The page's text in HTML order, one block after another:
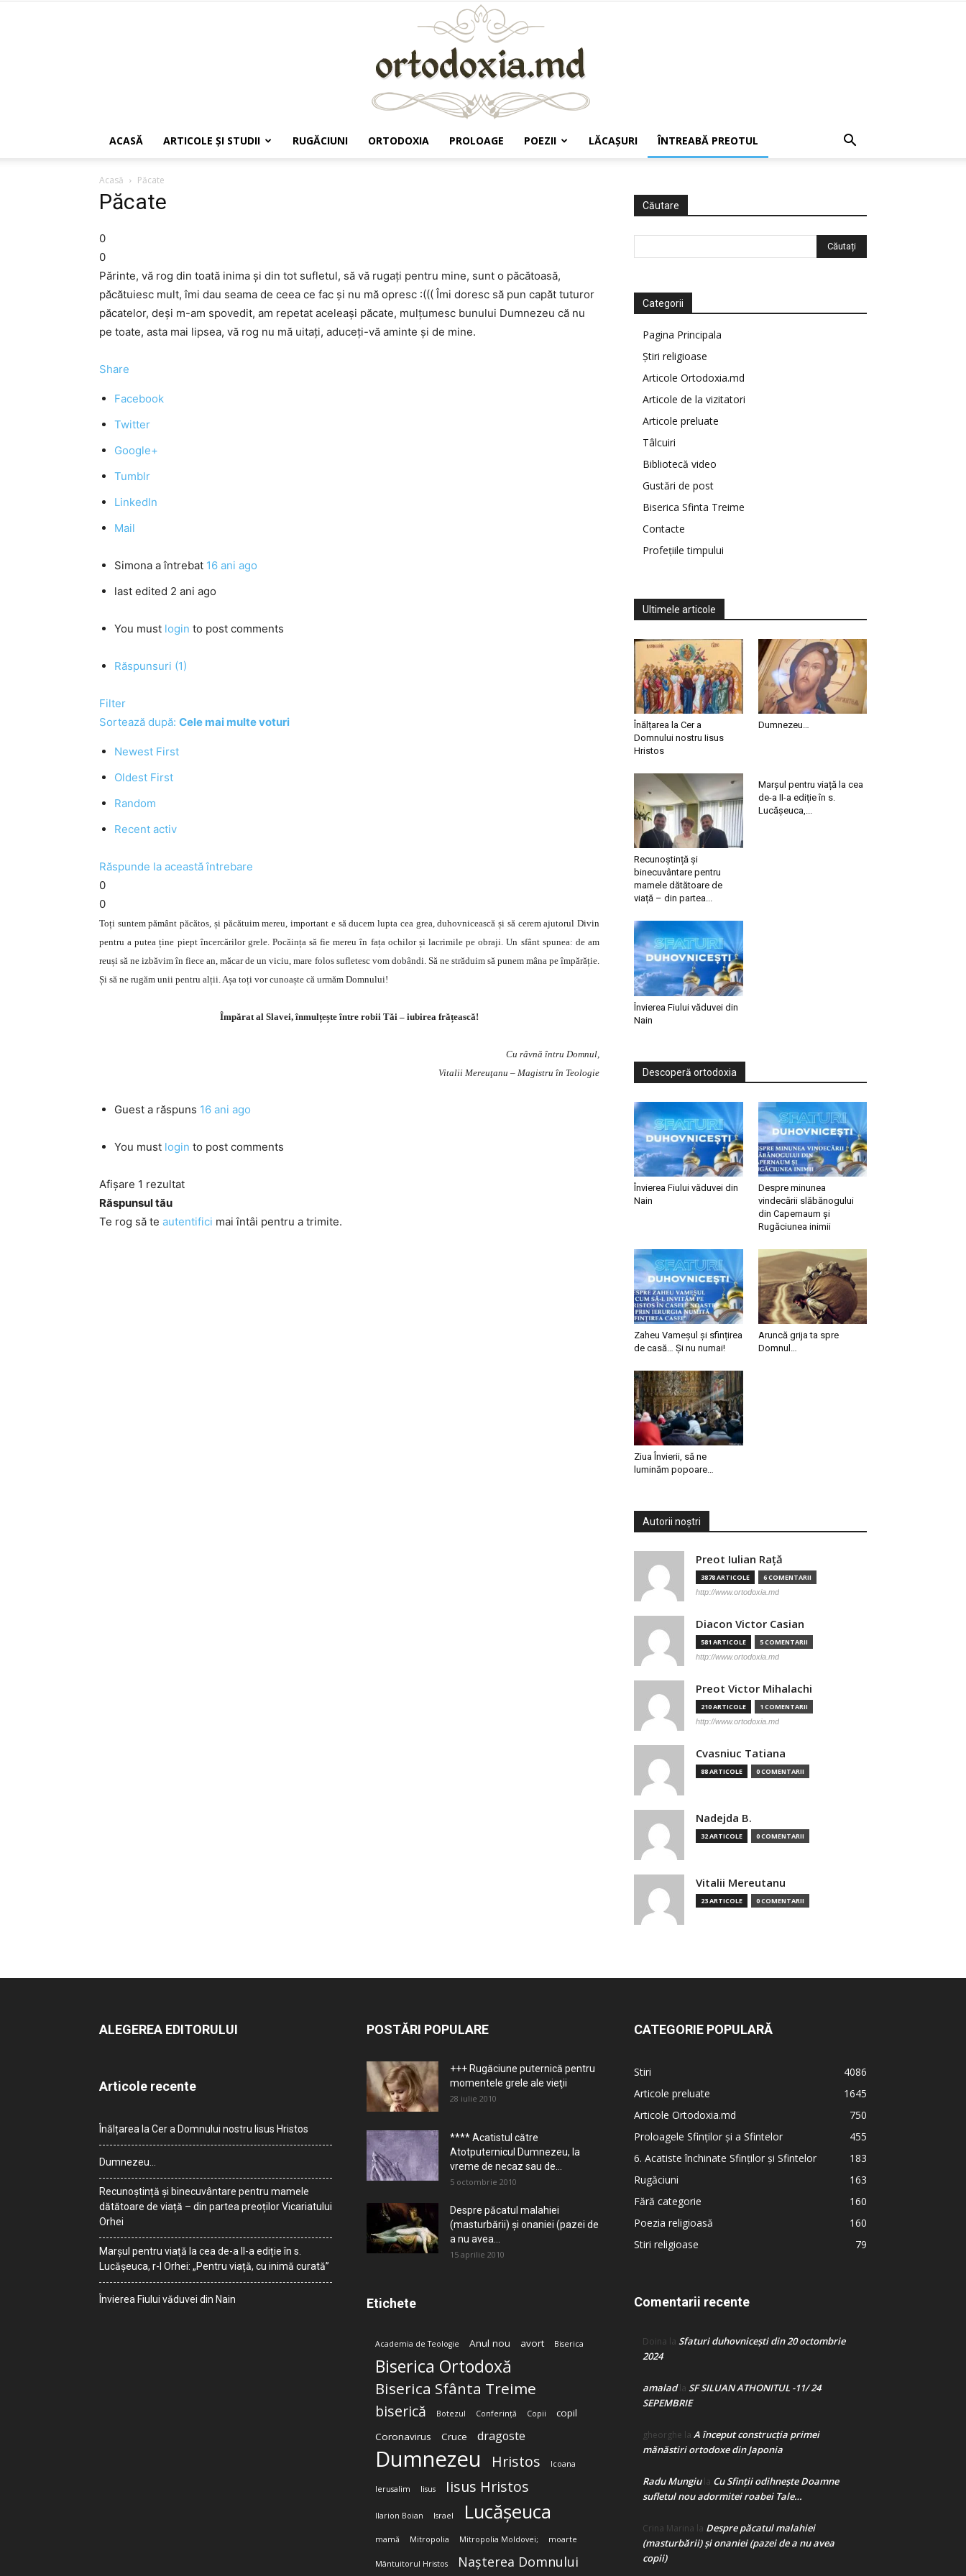
ACASĂ ARTICOLE ŞI STUDII RUGĂCIUNI ORTODOXIA PROLOAGE POEZII LĂCAŞURI ÎNTREABĂ PREOTUL
Acasă Păcate
Păcate
0
0
Părinte, vă rog din toată inima și din tot sufletul, să vă rugați pentru mine, sunt o păcătoasă,
păcătuiesc mult, îmi dau seama de ceea ce fac și nu mă opresc :((( Îmi doresc să pun capăt tuturor
păcatelor, deși m-am spovedit, am repetat aceleași păcate, mulțumesc bunului Dumnezeu că nu
pe toate, asta mai lipsea, vă rog nu mă uitați, aduceți-vă aminte și de mine.
Share
Facebook
Twitter
Google+
Tumblr
LinkedIn
Mail
Simona a întrebat 16 ani ago
last edited 2 ani ago
You must login to post comments
Răspunsuri (1)
Filter
Sortează după: Cele mai multe voturi
Newest First
Oldest First
Random
Recent activ
Răspunde la această întrebare
0
0
Toți suntem pământ păcătos, și păcătuim mereu, important e să ducem lupta cea grea, duhovnicească și să cerem ajutorul Divin
pentru a putea ține piept încercărilor grele. Pocăința să fie mereu în fața ochilor și lacrimile pe obraji. Un sfânt spunea: de am
reuși să ne izbăvim în fiece an, măcar de un viciu, mare folos sufletesc vom dobândi. Să ne străduim să punem mâna pe împărăție.
Și să ne rugăm unii pentru alții. Așa toți vor cunoaște că urmăm Domnului!
Împărat al Slavei, înmulțește între robii Tăi – iubirea frățească!
Cu râvnă întru Domnul,
Vitalii Mereuţanu – Magistru în Teologie
Guest a răspuns 16 ani ago
You must login to post comments
Afișare 1 rezultat
Răspunsul tău
Te rog să te autentifici mai întâi pentru a trimite.
Căutare
Categorii
Pagina Principala
Știri religioase
Articole Ortodoxia.md
Articole de la vizitatori
Articole preluate
Tâlcuiri
Bibliotecă video
Gustări de post
Biserica Sfinta Treime
Contacte
Profețiile timpului
Ultimele articole
Înălțarea la Cer a
Domnului nostru Iisus
Hristos
Dumnezeu…
Recunoștință și
binecuvântare pentru
mamele dătătoare de
viață – din partea...
Marșul pentru viață la cea
de-a II-a ediție în s.
Lucășeuca,...
Învierea Fiului văduvei din
Nain
Descoperă ortodoxia
Învierea Fiului văduvei din
Nain
Despre minunea
vindecării slăbănogului
din Capernaum și
Rugăciunea inimii
Zaheu Vameșul și sfințirea
de casă… Și nu numai!
Aruncă grija ta spre
Domnul…
Ziua Învierii, să ne
luminăm popoare…
Autorii noștri
Preot Iulian Raţă
3878 ARTICOLE 6 COMENTARII
http://www.ortodoxia.md
Diacon Victor Casian
581 ARTICOLE 5 COMENTARII
http://www.ortodoxia.md
Preot Victor Mihalachi
210 ARTICOLE 1 COMENTARII
http://www.ortodoxia.md
Cvasniuc Tatiana
88 ARTICOLE 0 COMENTARII
Nadejda B.
32 ARTICOLE 0 COMENTARII
Vitalii Mereutanu
23 ARTICOLE 0 COMENTARII
ALEGEREA EDITORULUI
Articole recente
Înălțarea la Cer a Domnului nostru Iisus Hristos
Dumnezeu…
Recunoștință și binecuvântare pentru mamele
dătătoare de viață – din partea preoților Vicariatului
Orhei
Marșul pentru viață la cea de-a II-a ediție în s.
Lucășeuca, r-l Orhei: „Pentru viață, cu inimă curată”
Învierea Fiului văduvei din Nain
POSTĂRI POPULARE
+++ Rugăciune puternică pentru
momentele grele ale vieţii
28 iulie 2010
**** Acatistul către
Atotputernicul Dumnezeu, la
vreme de necaz sau de...
5 octombrie 2010
Despre păcatul malahiei
(masturbării) şi onaniei (pazei de
a nu avea...
15 aprilie 2010
Etichete
Academia de Teologie Anul nou avort Biserica
Biserica Ortodoxă
Biserica Sfânta Treime
biserică Botezul Conferință Copii
copil
Coronavirus
Cruce dragoste
Dumnezeu Hristos Icoana
Ierusalim Iisus Iisus Hristos
Ilarion Boian Israel Lucășeuca
mamă Mitropolia Mitropolia Moldovei; moarte
Mântuitorul Hristos Nașterea Domnului
CATEGORIE POPULARĂ
Stiri
4086
Articole preluate
1645
Articole Ortodoxia.md
750
Proloagele Sfinților și a Sfintelor
455
6. Acatiste închinate Sfinților și Sfintelor
183
Rugăciuni
163
Fără categorie
160
Poezia religioasă
160
Stiri religioase
79
Comentarii recente
Doina la Sfaturi duhovnicești din 20 octombrie
2024
amaladla SF SILUAN ATHONITUL -11/ 24
SEPEMBRIE
gheorghe la A început construcţia primei
mănăstiri ortodoxe din Japonia
Radu Mungiula Cu Sfinții odihnește Doamne
sufletul nou adormitei roabei Tale…
Crina Marina la Despre păcatul malahiei
(masturbării) şi onaniei (pazei de a nu avea
copii)